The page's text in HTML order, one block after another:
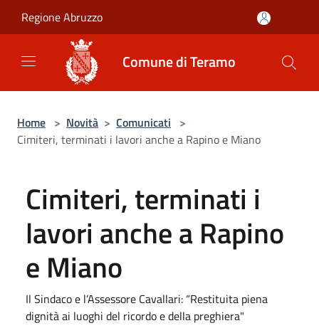
Regione Abruzzo
Comune di Teramo
Home > Novità > Comunicati >
Cimiteri, terminati i lavori anche a Rapino e Miano
Cimiteri, terminati i
lavori anche a Rapino
e Miano
Il Sindaco e l’Assessore Cavallari: “Restituita piena
dignità ai luoghi del ricordo e della preghiera"